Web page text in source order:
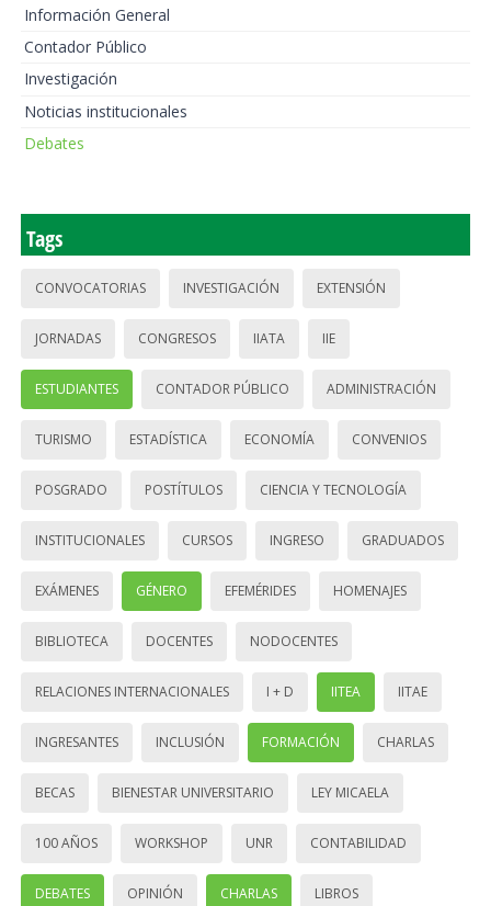
Información General
Contador Público
Investigación
Noticias institucionales
Debates
Tags
CONVOCATORIAS INVESTIGACIÓN EXTENSIÓN
JORNADAS CONGRESOS IIATA IIE
ESTUDIANTES CONTADOR PÚBLICO ADMINISTRACIÓN
TURISMO ESTADÍSTICA ECONOMÍA CONVENIOS
POSGRADO POSTÍTULOS CIENCIA Y TECNOLOGÍA
INSTITUCIONALES CURSOS INGRESO GRADUADOS
EXÁMENES GÉNERO EFEMÉRIDES HOMENAJES
BIBLIOTECA DOCENTES NODOCENTES
RELACIONES INTERNACIONALES I + D IITEA IITAE
INGRESANTES INCLUSIÓN FORMACIÓN CHARLAS
BECAS BIENESTAR UNIVERSITARIO LEY MICAELA
100 AÑOS WORKSHOP UNR CONTABILIDAD
DEBATES OPINIÓN CHARLAS LIBROS